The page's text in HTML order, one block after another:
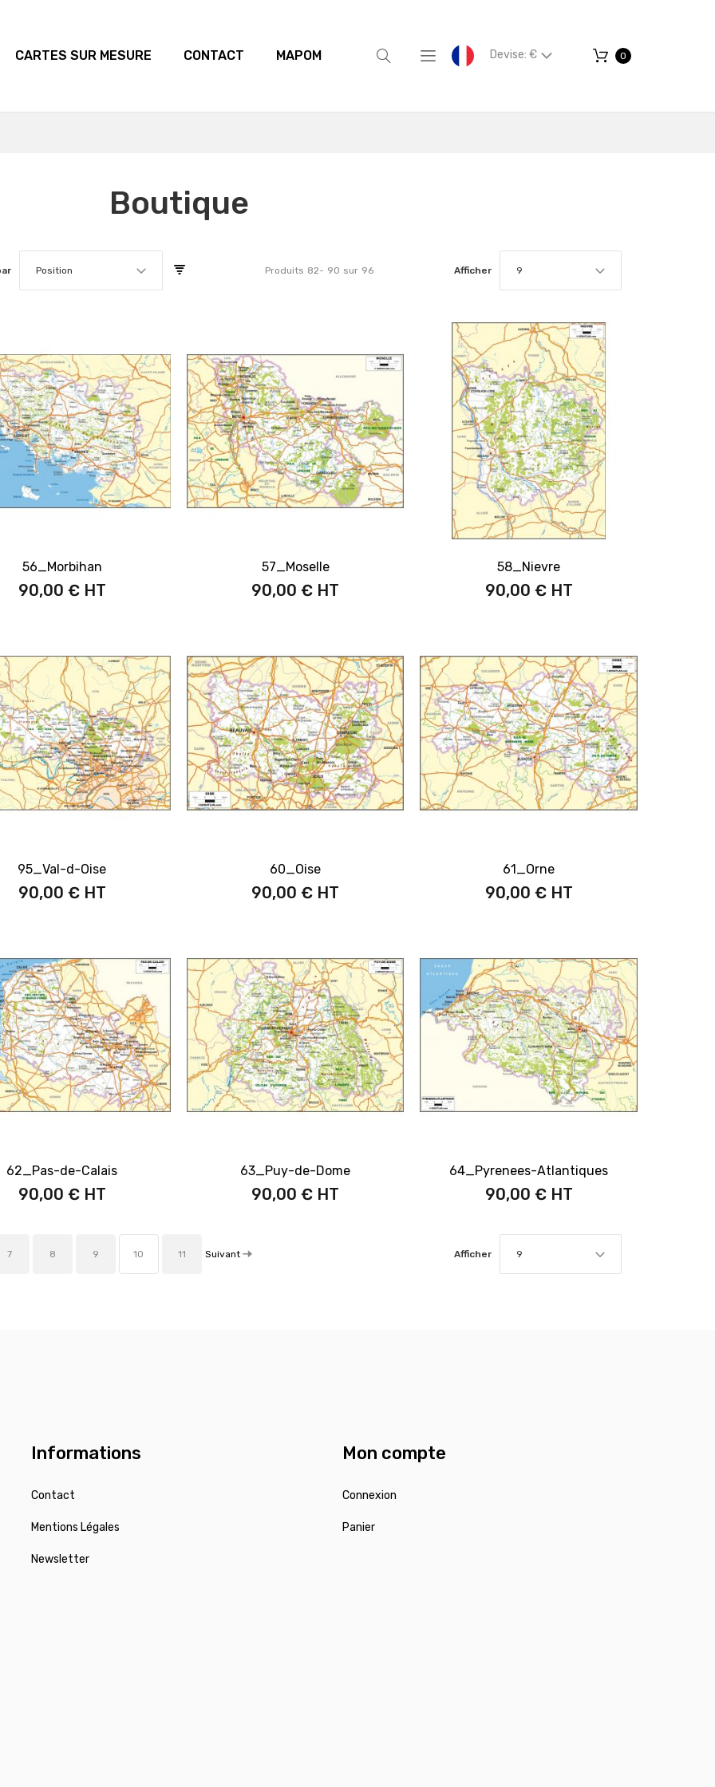
CARTES SUR MESURE CONTACT MAPOM Devise: € 0
Boutique
Position Produits 82- 90 sur 96 Afficher 9
56_Morbihan
90,00 €
57_Moselle
90,00 €
58_Nievre
90,00 €
95_Val-d-Oise
90,00 €
60_Oise
90,00 €
61_Orne
90,00 €
62_Pas-de-Calais
90,00 €
63_Puy-de-Dome
90,00 €
64_Pyrenees-Atlantiques
90,00 €
Afficher 9
7 8 9 10 11 Suivant
Informations
Contact
Mentions Légales
Newsletter
Mon compte
Connexion
Panier